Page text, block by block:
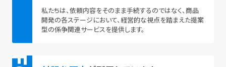
私たちは、依頼内容をそのまま手続するのではなく、商品
開発の各ステージにおいて、経営的な視点を踏まえた提案
型の係争関連サービスを提供します。